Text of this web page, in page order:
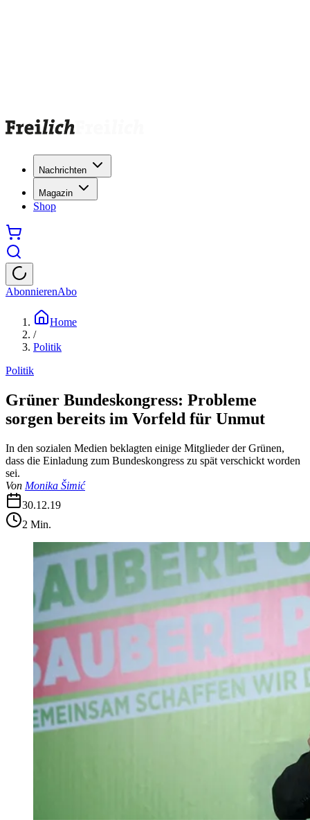
Nachrichten
Magazin
Shop
AbonnierenAbo
Home
/
Politik
Politik
Grüner Bundeskongress: Probleme
sorgen bereits im Vorfeld für Unmut
In den sozialen Medien beklagten einige Mitglieder der Grünen,
dass die Einladung zum Bundeskongress zu spät verschickt worden
sei.
Von Monika Šimić
30.12.19
2 Min.